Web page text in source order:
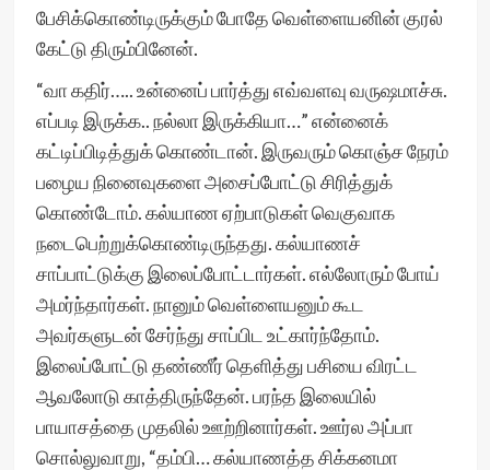
பேசிக்கொண்டிருக்கும் போதே வெள்ளையனின் குரல்
கேட்டு திரும்பினேன்.
“வா கதிர்….. உன்னைப் பார்த்து எவ்வளவு வருஷமாச்சு.
எப்படி இருக்க.. நல்லா இருக்கியா…” என்னைக்
கட்டிப்பிடித்துக் கொண்டான். இருவரும் கொஞ்ச நேரம்
பழைய நினைவுகளை அசைப்போட்டு சிரித்துக்
கொண்டோம். கல்யாண ஏற்பாடுகள் வெகுவாக
நடைபெற்றுக்கொண்டிருந்தது. கல்யாணச்
சாப்பாட்டுக்கு இலைப்போட்டார்கள். எல்லோரும் போய்
அமர்ந்தார்கள். நானும் வெள்ளையனும் கூட
அவர்களுடன் சேர்ந்து சாப்பிட உட்கார்ந்தோம்.
இலைப்போட்டு தண்ணீர் தெளித்து பசியை விரட்ட
ஆவலோடு காத்திருந்தேன். பரந்த இலையில்
பாயாசத்தை முதலில் ஊற்றினார்கள். ஊர்ல அப்பா
சொல்லுவாறு, “தம்பி… கல்யாணத்த சிக்கனமா